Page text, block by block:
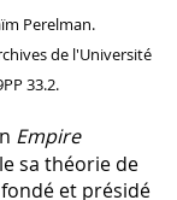
Perelman.
de l'Université
33.2.
Empire
sa théorie de
et présidé